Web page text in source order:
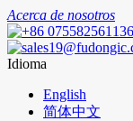
Acerca de nosotros
Idioma
English
简体中文